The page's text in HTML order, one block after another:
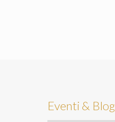
Eventi & Blog